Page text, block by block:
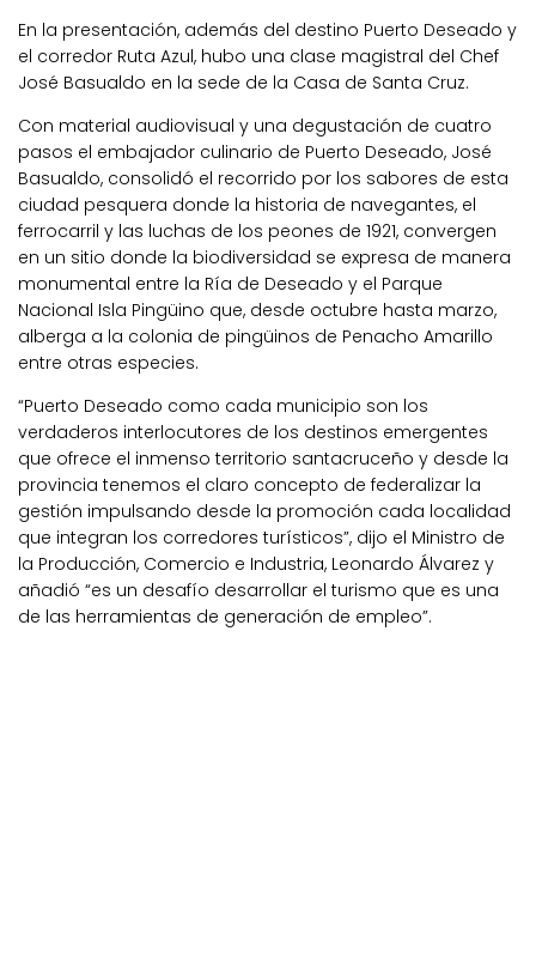
En la presentación, además del destino Puerto Deseado y
el corredor Ruta Azul, hubo una clase magistral del Chef
José Basualdo en la sede de la Casa de Santa Cruz.
Con material audiovisual y una degustación de cuatro
pasos el embajador culinario de Puerto Deseado, José
Basualdo, consolidó el recorrido por los sabores de esta
ciudad pesquera donde la historia de navegantes, el
ferrocarril y las luchas de los peones de 1921, convergen
en un sitio donde la biodiversidad se expresa de manera
monumental entre la Ría de Deseado y el Parque
Nacional Isla Pingüino que, desde octubre hasta marzo,
alberga a la colonia de pingüinos de Penacho Amarillo
entre otras especies.
“Puerto Deseado como cada municipio son los
verdaderos interlocutores de los destinos emergentes
que ofrece el inmenso territorio santacruceño y desde la
provincia tenemos el claro concepto de federalizar la
gestión impulsando desde la promoción cada localidad
que integran los corredores turísticos”, dijo el Ministro de
la Producción, Comercio e Industria, Leonardo Álvarez y
añadió “es un desafío desarrollar el turismo que es una
de las herramientas de generación de empleo”.